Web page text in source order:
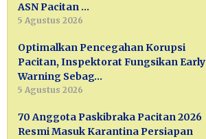
ASN Pacitan …
5 Agustus 2026
Optimalkan Pencegahan Korupsi
Pacitan, Inspektorat Fungsikan Early
Warning Sebag…
5 Agustus 2026
70 Anggota Paskibraka Pacitan 2026
Resmi Masuk Karantina Persiapan